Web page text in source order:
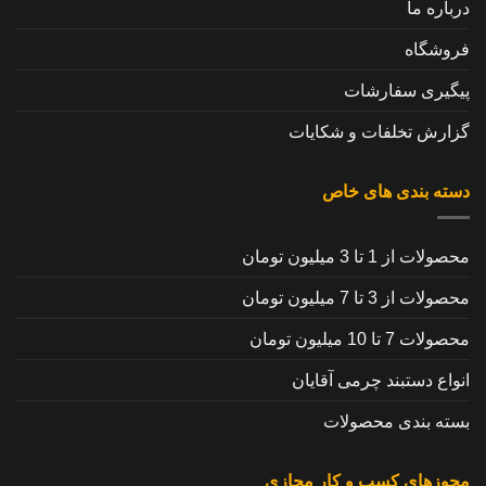
درباره ما
فروشگاه
پیگیری سفارشات
گزارش تخلفات و شکایات
دسته بندی های خاص
محصولات از 1 تا 3 میلیون تومان
محصولات از 3 تا 7 میلیون تومان
محصولات 7 تا 10 میلیون تومان
انواع دستبند چرمی آقایان
بسته بندی محصولات
مجوزهای کسب و کار مجازی